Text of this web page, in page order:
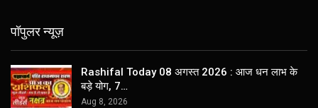
पॉपुलर न्यूज़
Rashifal Today 08 अगस्त 2026 : आज धन लाभ के
बड़े योग, 7…
Aug 8, 2026